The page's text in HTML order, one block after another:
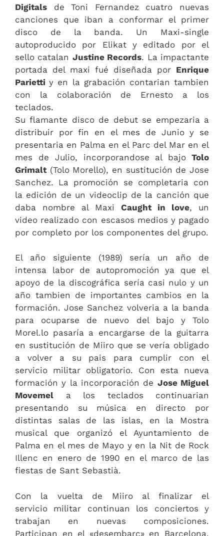
Digitals de Toni Fernandez cuatro nuevas
canciones que iban a conformar el primer
disco de la banda. Un Maxi-single
autoproducido por Elikat y editado por el
sello catalan Justine Records. La impactante
portada del maxi fué diseñada por Enrique
Pariettiy en la grabación contarian tambien
con la colaboración de Ernesto a los
teclados.
Su flamante disco de debut se empezaria a
distribuir por fin en el mes de Junio y se
presentaria en Palma en el Parc del Mar en el
mes de Julio, incorporandose al bajo Tolo
Grimalt(Tolo Morello), en sustitución de Jose
Sanchez. La promoción se completaria con
la edición de un videoclip de la canción que
daba nombre al Maxi Caught in love, un
video realizado con escasos medios y pagado
por completo por los componentes del grupo.
El año siguiente (1989) sería un año de
intensa labor de autopromoción ya que el
apoyo de la discográfica sería casi nulo y un
año tambien de importantes cambios en la
formación. Jose Sanchez volveria a la banda
para ocuparse de nuevo del bajo y Tolo
Morel.lo pasaría a encargarse de la guitarra
en sustitución de Miiro que se vería obligado
a volver a su pais para cumplir con el
servicio militar obligatorio. Con esta nueva
formación y la incorporación de Jose Miguel
Movemel a los teclados continuarian
presentando su música en directo por
distintas salas de las islas, en la Mostra
musical que organizó el Ayuntamiento de
Palma en el mes de Mayo y en la Nit de Rock
Illenc en enero de 1990 en el marco de las
fiestas de Sant Sebastià.
Con la vuelta de Miiro al finalizar el
servicio militar continuan los conciertos y
trabajan en nuevas composiciones.
Participan en el «desembarc» en Barcelona,